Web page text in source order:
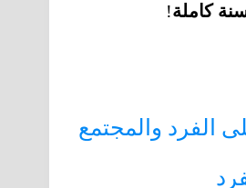
!
الفرد والمجتمع